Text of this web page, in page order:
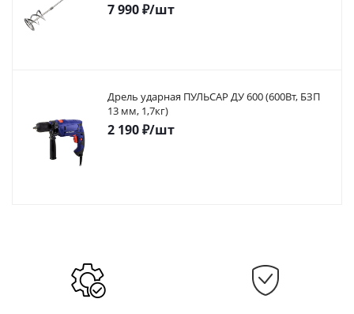
7 990₽/шт
Дрель ударная ПУЛЬСАР ДУ 600 (600Вт, БЗП
13 мм, 1,7кг)
2 190₽/шт